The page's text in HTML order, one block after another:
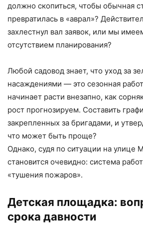
должно скопиться, чтобы обычная
превратилась в «аврал»?
захлестнул вал заявок, или мы
отсутствием планирования?
Любой садовод знает, что уход за
насаждениями — это сезонная
начинает расти внезапно, как
рост прогнозируем. Составить
закрепленных за бригадами, и
что может быть проще?
Однако, судя по ситуации на улице
становится очевидно: система
«тушения пожаров».
Детская площадка:
срока давности